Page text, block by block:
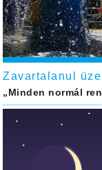
Zavartalanul
„Minden normál